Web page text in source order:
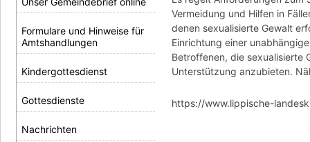
Formulare und Hinweise für
Amtshandlungen
Kindergottesdienst
Gottesdienste
Nachrichten
Vermeidung und Hilfen in
denen sexualisierte Gewalt
Einrichtung einer
Betroffenen, die sexualisierte
Unterstützung anzubieten.
https://www.lippische-